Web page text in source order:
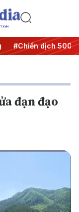
dịch 500 ngày
đạn đạo